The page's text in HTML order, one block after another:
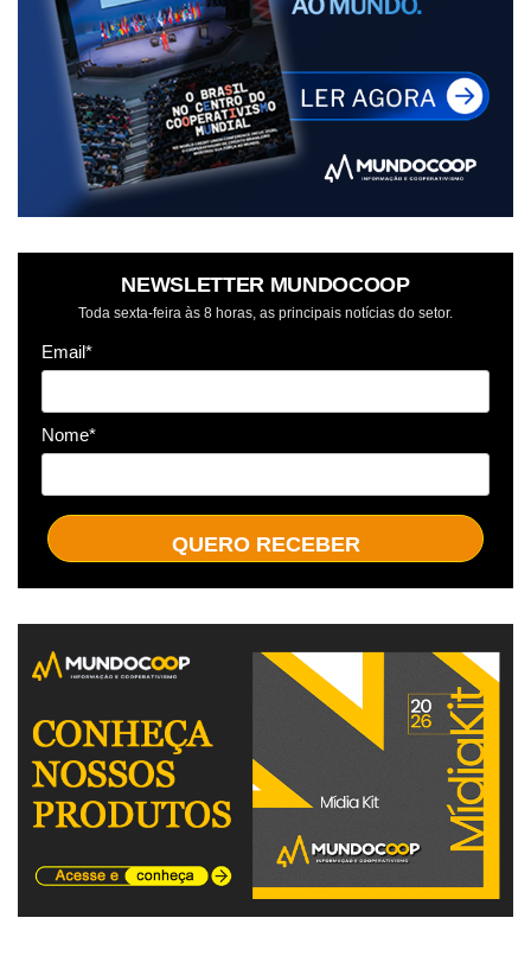
NEWSLETTER MUNDOCOOP
Toda sexta-feira às 8 horas, as principais notícias do setor.
Email*
Nome*
QUERO RECEBER